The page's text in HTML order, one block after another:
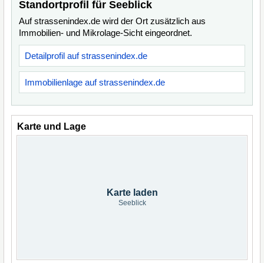
Standortprofil für Seeblick
Auf strassenindex.de wird der Ort zusätzlich aus
Immobilien- und Mikrolage-Sicht eingeordnet.
Detailprofil auf strassenindex.de
Immobilienlage auf strassenindex.de
Karte und Lage
Karte laden
Seeblick